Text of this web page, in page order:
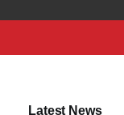
Latest News